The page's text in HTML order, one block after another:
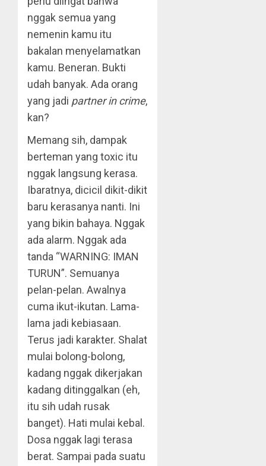
nggak semua yang
nemenin kamu itu
bakalan menyelamatkan
kamu. Beneran. Bukti
udah banyak. Ada orang
yang jadi partner in crime,
kan?
Memang sih, dampak
berteman yang toxic itu
nggak langsung kerasa.
Ibaratnya, dicicil dikit-dikit
baru kerasanya nanti. Ini
yang bikin bahaya. Nggak
ada alarm. Nggak ada
tanda “WARNING: IMAN
TURUN”. Semuanya
pelan-pelan. Awalnya
cuma ikut-ikutan. Lama-
lama jadi kebiasaan.
Terus jadi karakter. Shalat
mulai bolong-bolong,
kadang nggak dikerjakan
kadang ditinggalkan (eh,
itu sih udah rusak
banget). Hati mulai kebal.
Dosa nggak lagi terasa
berat. Sampai pada suatu